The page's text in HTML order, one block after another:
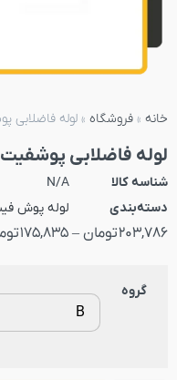
خانه » فروشگاه » لوله فاضلابی
لوله فاضلابی پوشفیت
شناسه کالا
N/A
دسته‌بندی
لوله پوش
203,786تومان –
175,835
گروه